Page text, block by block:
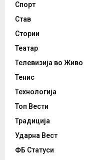
Спорт
Став
Стории
Театар
Телевизија во Живо
Тенис
Технологија
Топ Вести
Традиција
Ударна Вест
ФБ Статуси